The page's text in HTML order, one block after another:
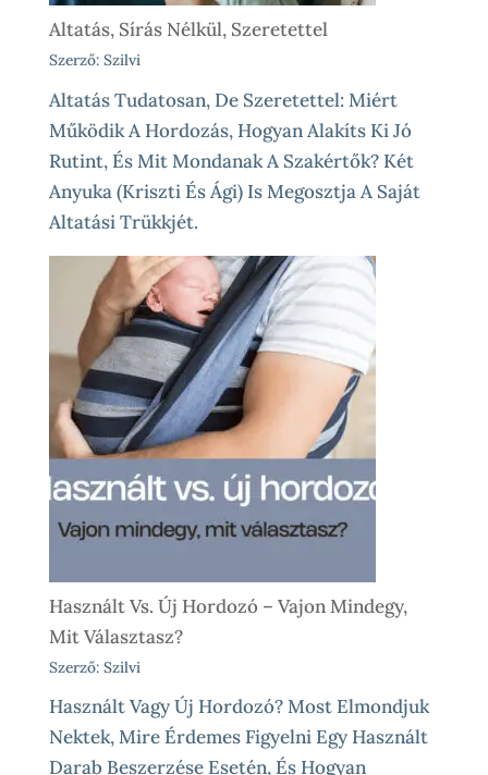
Altatás, Sírás Nélkül, Szeretettel
Szerző: Szilvi
Altatás Tudatosan, De Szeretettel: Miért
Működik A Hordozás, Hogyan Alakíts Ki Jó
Rutint, És Mit Mondanak A Szakértők? Két
Anyuka (Kriszti És Ági) Is Megosztja A Saját
Altatási Trükkjét.
Használt Vs. Új Hordozó – Vajon Mindegy,
Mit Választasz?
Szerző: Szilvi
Használt Vagy Új Hordozó? Most Elmondjuk
Nektek, Mire Érdemes Figyelni Egy Használt
Darab Beszerzése Esetén, És Hogyan